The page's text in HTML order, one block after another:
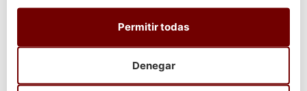
intermediarios que prolongan los tiempos de
almacenamiento.
EnCetárea Burela, el pescado y marisco gallego se envía
directamente desde la lonja, asegurando que el producto llegue
a los clientes en condiciones óptimas y con la frescura propia
Denegar
Permitir todas